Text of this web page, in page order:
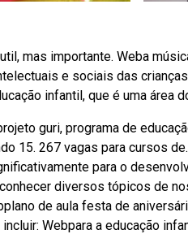
mas importante. Weba
e sociais das
infantil, que é uma área
guri, programa de
15. 267 vagas para cursos
para o
diversos tópicos de
de aula festa de
Webpara a educação